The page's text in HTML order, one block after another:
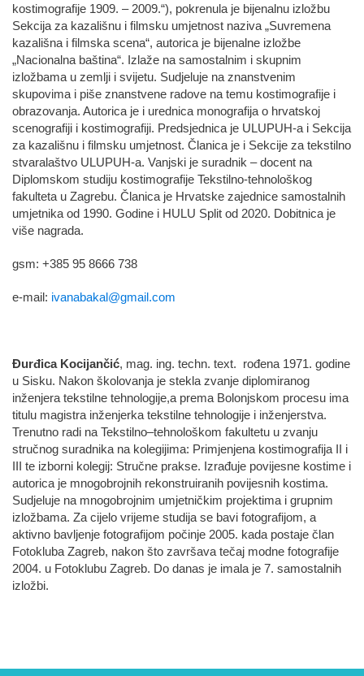
kostimografije 1909. – 2009.“), pokrenula je bijenalnu izložbu
Sekcija za kazališnu i filmsku umjetnost naziva „Suvremena
kazališna i filmska scena“, autorica je bijenalne izložbe
„Nacionalna baština“. Izlaže na samostalnim i skupnim
izložbama u zemlji i svijetu. Sudjeluje na znanstvenim
skupovima i piše znanstvene radove na temu kostimografije i
obrazovanja. Autorica je i urednica monografija o hrvatskoj
scenografiji i kostimografiji. Predsjednica je ULUPUH-a i Sekcija
za kazališnu i filmsku umjetnost. Članica je i Sekcije za tekstilno
stvaralaštvo ULUPUH-a. Vanjski je suradnik – docent na
Diplomskom studiju kostimografije Tekstilno-tehnološkog
fakulteta u Zagrebu. Članica je Hrvatske zajednice samostalnih
umjetnika od 1990. Godine i HULU Split od 2020. Dobitnica je
više nagrada.
gsm: +385 95 8666 738
e-mail: ivanabakal@gmail.com
Đurđica Kocijančić, mag. ing. techn. text. rođena 1971. godine
u Sisku. Nakon školovanja je stekla zvanje diplomiranog
inženjera tekstilne tehnologije,a prema Bolonjskom procesu ima
titulu magistra inženjerka tekstilne tehnologije i inženjerstva.
Trenutno radi na Tekstilno–tehnološkom fakultetu u zvanju
stručnog suradnika na kolegijima: Primjenjena kostimografija II i
III te izborni kolegij: Stručne prakse. Izrađuje povijesne kostime i
autorica je mnogobrojnih rekonstruiranih povijesnih kostima.
Sudjeluje na mnogobrojnim umjetničkim projektima i grupnim
izložbama. Za cijelo vrijeme studija se bavi fotografijom, a
aktivno bavljenje fotografijom počinje 2005. kada postaje član
Fotokluba Zagreb, nakon što završava tečaj modne fotografije
2004. u Fotoklubu Zagreb. Do danas je imala je 7. samostalnih
izložbi.